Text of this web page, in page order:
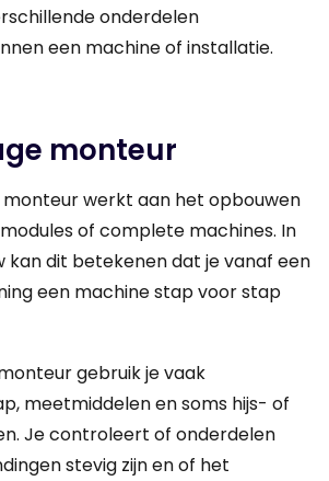
onderdelen
een machine of installatie.
monteur
monteur werkt aan het opbouwen
of complete machines. In
kan dit betekenen dat je vanaf een
een machine stap voor stap
gebruik je vaak
meetmiddelen en soms hijs- of
Je controleert of onderdelen
stevig zijn en of het